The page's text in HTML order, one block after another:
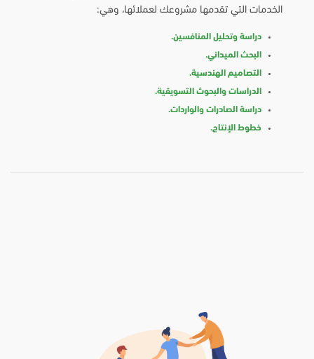
الخدمات التي تقدمها مشروعك لعملائها، وهي:
دراسة وتحليل المنافسين.
البحث الميداني.
التصاميم الهندسية.
الدراسات والبحوث التسويقية.
دراسة الصادرات والواردات.
خطوط الإنتاج.